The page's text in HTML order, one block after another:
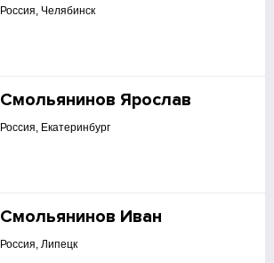
Россия, Челябинск
Смольянинов Ярослав
Россия, Екатеринбург
Смольянинов Иван
Россия, Липецк